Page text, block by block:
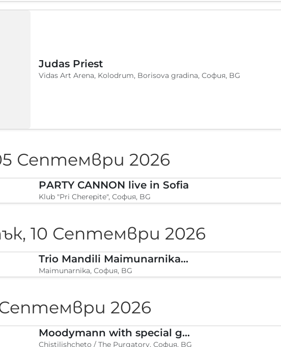
Judas Priest
Vidas Art Arena, Kolodrum, Borisova gradina, София, BG
Септември 2026
PARTY CANNON live in Sofia
Klub "Pri Cherepite", София, BG
10 Септември 2026
Trio Mandili Maimunarnika- Sofia
Maimunarnika, София, BG
2026
Moodymann with special guests
Chistilishcheto / The Purgatory, София, BG